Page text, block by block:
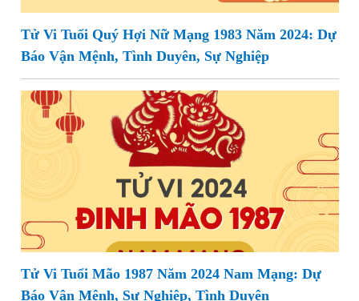
Tử Vi Tuổi Quý Hợi Nữ Mạng 1983 Năm 2024: Dự
Báo Vận Mệnh, Tình Duyên, Sự Nghiệp
Tử Vi Tuổi Mão 1987 Năm 2024 Nam Mạng: Dự
Báo Vận Mệnh, Sự Nghiệp, Tình Duyên